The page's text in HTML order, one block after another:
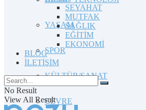
YAŞAM
SPOR
KÜLTÜR/SANAT
ÇEVRE
SEYAHAT
MUTFAK
SAĞLIK
EĞİTİM
EKONOMİ
BLOG
İLETİŞİM
No Result
View All Result